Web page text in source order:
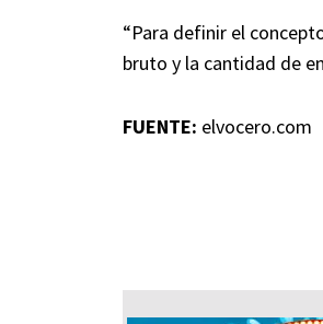
“Para definir el
bruto y la cantidad de
FUENTE: elvocero.com